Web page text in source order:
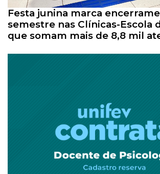
Festa junina marca
semestre nas Clínicas-Escola
que somam mais de 8,8 mil